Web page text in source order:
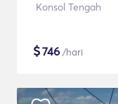
Konsol Tengah
$746 /hari